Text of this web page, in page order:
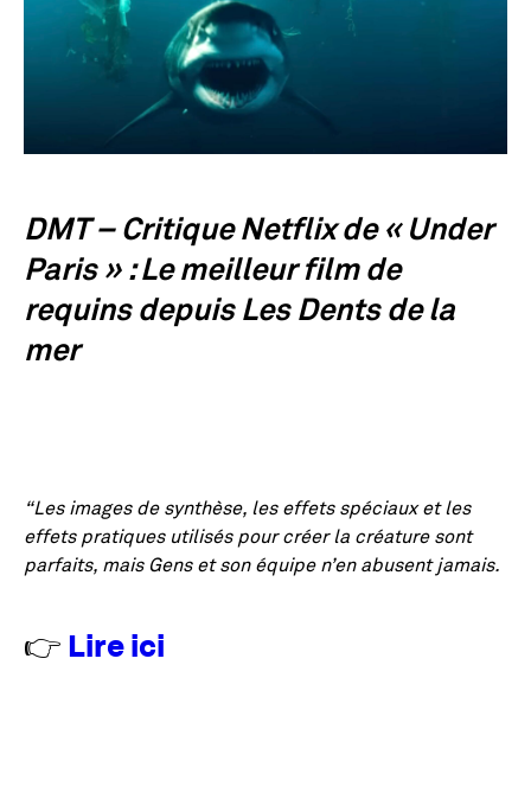
DMT – Critique Netflix de « Under
Paris » : Le meilleur film de
requins depuis Les Dents de la
mer
“Les images de synthèse, les effets spéciaux et les
effets pratiques utilisés pour créer la créature sont
parfaits, mais Gens et son équipe n’en abusent jamais.
👉 Lire ici